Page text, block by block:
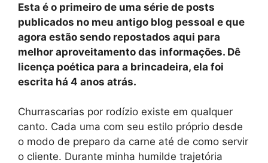
Esta é o primeiro de uma série de posts
publicados no meu antigo blog pessoal e que
agora estão sendo repostados aqui para
melhor aproveitamento das informações. Dê
licença poética para a brincadeira, ela foi
escrita há 4 anos atrás.
Churrascarias por rodízio existe em qualquer
canto. Cada uma com seu estilo próprio desde
o modo de preparo da carne até de como servir
o cliente. Durante minha humilde trajetória